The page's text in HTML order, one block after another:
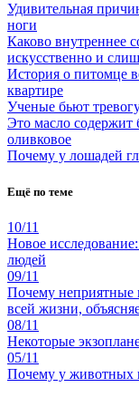
Удивительная
ноги
Каково внутреннее
искусственно и
История о питомце
квартире
Ученые бьют
Это масло содержит
оливковое
Почему у лошадей
Ещё по теме
10/11
Новое
людей
09/11
Почему неприятные
всей жизни,
08/11
Некоторые
05/11
Почему у животных